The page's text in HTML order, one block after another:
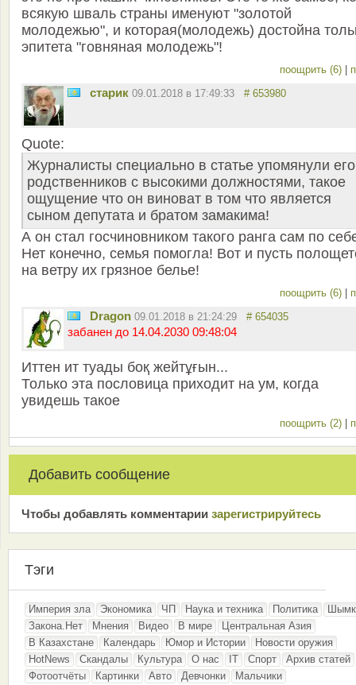
всякую шваль страны именуют "золотой
молодежью", и которая(молодежь) достойна
эпитета "говняная молодежь"!
поощрить (6) |
старик 09.01.2018 в 17:49:33 # 653980
Quote:
Журналисты специально в статье упомянули его
родственников с высокими должностями, такое
ощущение что он виноват в том что является
сыном депутата и братом замакима!
А он стал госчиновником такого ранга сам по
Нет конечно, семья помогла! Вот и пусть
на ветру их грязное белье!
поощрить (6) |
Dragon 09.01.2018 в 21:24:29 # 654035
забанен до 14.04.2030 09:48:04
Иттен ит туады боқ жейтұғын...
Только эта пословица приходит на ум, когда
увидешь такое
поощрить (2) |
Добавить сообщение
Чтобы добавлять комментарии зарeгиcтрирyйтeсь
Тэги
Империя зла Экономика ЧП Наука и техника Политика
Закона.Нет
Мнения Видео В мире
Центральная Азия
В Казахстане
Календарь Юмор и Истории
Новости оружия
HotNews
Скандалы Культура О нас IT Спорт
Архив статей
Фотоотчёты
Картинки Авто Девчонки
Мальчики